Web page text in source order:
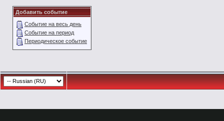
Добавить событие
Событие на весь день
Событие на период
Периодическое событие